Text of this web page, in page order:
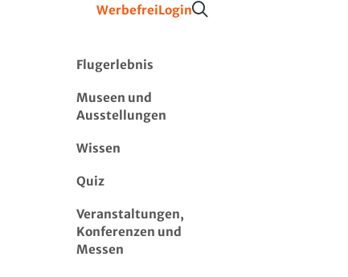
WerbefreiLogin
Flugerlebnis
Museen und
Ausstellungen
Wissen
Quiz
Veranstaltungen,
Konferenzen und
Messen